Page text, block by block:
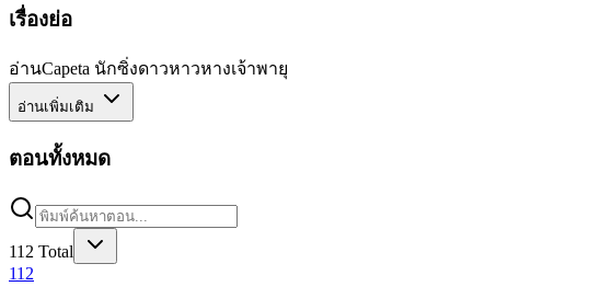
เรื่องย่อ
อ่านCapeta นักซิ่งดาวหาวหางเจ้าพายุ
อ่านเพิ่มเติม
ตอนทั้งหมด
112 Total
112